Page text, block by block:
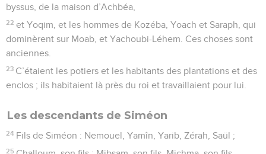
byssus, de la maison d’Achbéa,
22 et Yoqim, et les hommes de Kozéba, Yoach et Saraph, qui
dominèrent sur Moab, et Yachoubi-Léhem. Ces choses sont
anciennes.
23 C’étaient les potiers et les habitants des plantations et des
enclos ; ils habitaient là près du roi et travaillaient pour lui.
Les descendants de Siméon
24 Fils de Siméon : Nemouel, Yamîn, Yarib, Zérah, Saül ;
25